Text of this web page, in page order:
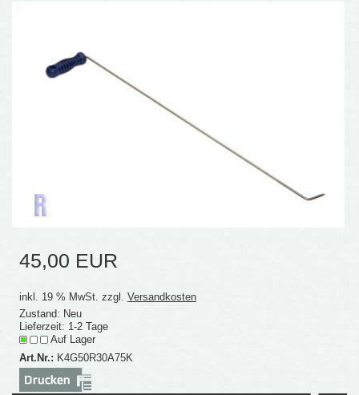
45,00 EUR
inkl. 19 % MwSt. zzgl. Versandkosten
Zustand: Neu
Lieferzeit: 1-2 Tage
Auf Lager
Art.Nr.: K4G50R30A75K